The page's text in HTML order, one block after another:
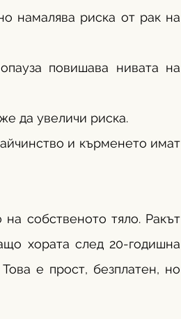
намалява риска от рак на
повишава нивата на
да увеличи риска.
и кърменето имат
собственото тяло. Ракът
хората след 20-годишна
е прост, безплатен, но